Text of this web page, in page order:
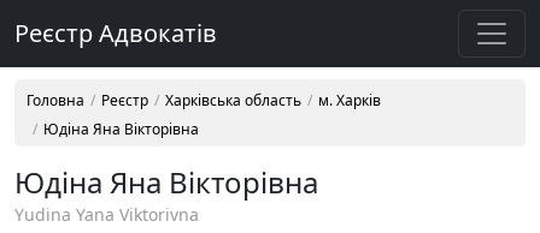
Реєстр Адвокатів
Головна Реєстр Харківська область
м. Харків
Юдіна Яна Вікторівна
Юдіна Яна Вікторівна
Yudina Yana Viktorivna